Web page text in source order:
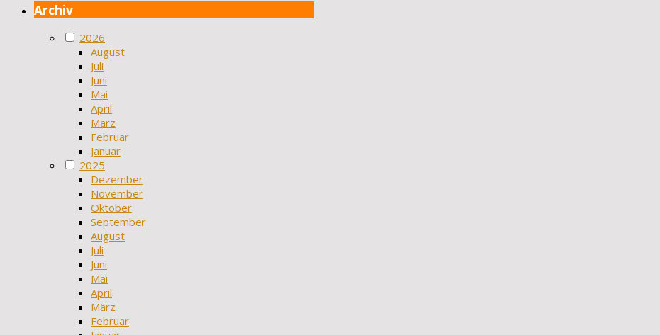
Archiv
2026
August
Juli
Juni
Mai
April
März
Februar
Januar
2025
Dezember
November
Oktober
September
August
Juli
Juni
Mai
April
März
Februar